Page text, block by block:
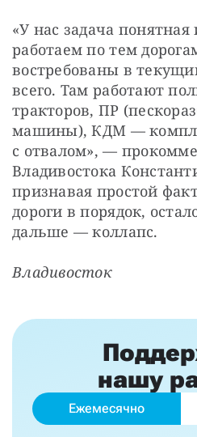
«У нас задача
работаем по тем
востребованы в
всего. Там работают
тракторов, ПР
машины), КДМ —
с отвалом», —
Владивостока
признавая простой
дороги в порядок,
дальше — коллапс.
Владивосток
нашу
Ежемесячно